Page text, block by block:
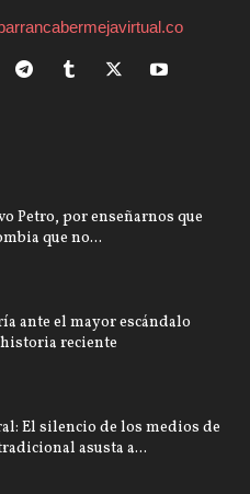
Petro, por enseñarnos que
que no...
ante el mayor escándalo
reciente
El silencio de los medios de
asusta a...